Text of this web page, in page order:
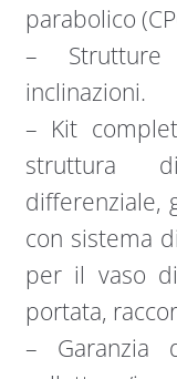
parabolico
–
inclinazioni.
– Kit
struttura
differenziale,
con sistema
per il vaso
portata,
–